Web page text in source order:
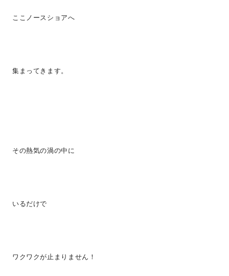
ここノースショアへ
集まってきます。
その熱気の渦の中に
いるだけで
ワクワクが止まりません！